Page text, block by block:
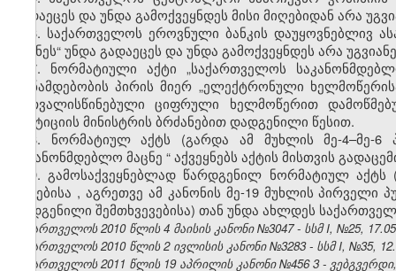
გადაეცეს და უნდა გამოქვეყნდეს მისი მიღებიდან არა
6. საქართველოს ეროვნული ბანკის დაუყოვნებლივ
მაცნეს“ უნდა გადაეცეს და უნდა გამოქვეყნდეს არა
7. ნორმატიული აქტი „საქართველოს
თანამდებობის პირის მიერ „ელექტრონული
გათვალისწინებული ციფრული ხელმოწერით
იუსტიციის მინისტრის ბრძანებით დადგენილი წესით.
8. ნორმატიულ აქტს (გარდა ამ მუხლის მე-4–მე-6
საკანონმდებლო მაცნე “აქვეყნებს აქტის მისთვის
9. გამოსაქვეყნებლად წარდგენილ ნორმატიულ აქტს
აქტებისა , აგრეთვე ამ კანონის მე-19 მუხლის პირველი
დადგენილი შემთხვევებისა) თან უნდა ახლდეს
საქართველოს 2010 წლის 4 მაისის კანონი №3047 - სსმ I, №25,
საქართველოს 2010 წლის 2 ივლისის კანონი №3283 - სსმ I, №35,
საქართველოს 2011 წლის 19 აპრილის კანონი №456 3 -